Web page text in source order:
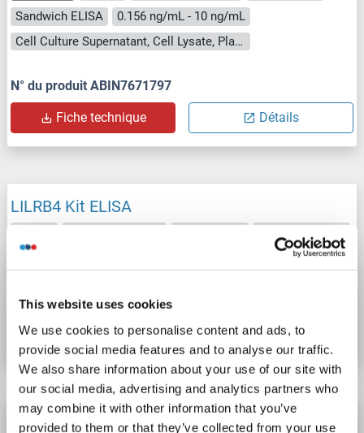
This website uses cookies
We use cookies to personalise content and ads, to
provide social media features and to analyse our traffic.
We also share information about your use of our site with
our social media, advertising and analytics partners who
may combine it with other information that you’ve
provided to them or that they’ve collected from your use
Sandwich ELISA
0.156 ng/mL - 10 ng/mL
Cell Culture Supernatant, Cell Lysate, Plasma, Serum, Tissue Lysate
N° du produit ABIN7671797
Fiche technique Détails
LILRB4 Kit ELISA
Cell Lysate, Tissue Homogenate
N° du produit ABIN6229106
Fiche technique Détails
LILRB4 Kit ELISA